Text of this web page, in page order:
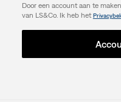
Door een account aan te
van LS&Co. Ik heb het